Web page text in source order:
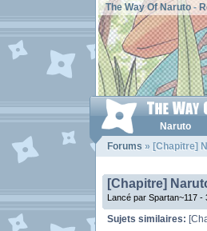
The Way Of Naruto-
Naruto
Forums » [Chapitre]
[Chapitre]
Lancé par Spartan~117 -
Sujets similaires: